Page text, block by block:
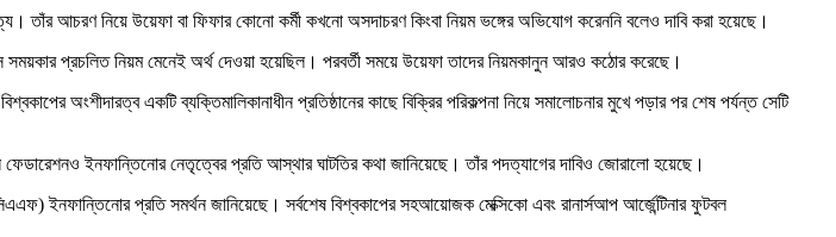
আচরণ নিয়ে উয়েফা বা ফিফার কোনো কর্মী কখনো অসদাচরণ কিংবা নিয়ম ভঙ্গের অভিযোগ করেননি বলেও দাবি করা হয়েছে।
প্রচলিত নিয়ম মেনেই অর্থ দেওয়া হয়েছিল। পরবর্তী সময়ে উয়েফা তাদের নিয়মকানুন আরও কঠোর করেছে।
অংশীদারত্ব একটি ব্যক্তিমালিকানাধীন প্রতিষ্ঠানের কাছে বিক্রির পরিকল্পনা নিয়ে সমালোচনার মুখে পড়ার পর শেষ পর্যন্ত সেটি
ইনফান্তিনোর নেতৃত্বের প্রতি আস্থার ঘাটতির কথা জানিয়েছে। তাঁর পদত্যাগের দাবিও জোরালো হয়েছে।
ইনফান্তিনোর প্রতি সমর্থন জানিয়েছে। সর্বশেষ বিশ্বকাপের সহআয়োজক মেক্সিকো এবং রানার্সআপ আর্জেন্টিনার ফুটবল